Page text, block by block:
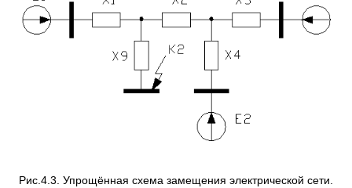
Рис.4.3. Упрощённая схема замещения электрической сети.